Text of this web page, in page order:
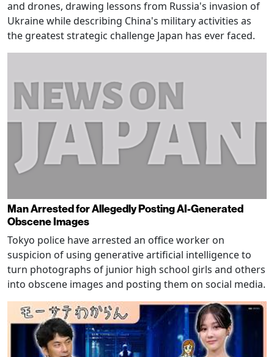
and drones, drawing lessons from Russia's invasion of
Ukraine while describing China's military activities as
the greatest strategic challenge Japan has ever faced.
Man Arrested for Allegedly Posting AI-Generated
Obscene Images
Tokyo police have arrested an office worker on
suspicion of using generative artificial intelligence to
turn photographs of junior high school girls and others
into obscene images and posting them on social media.